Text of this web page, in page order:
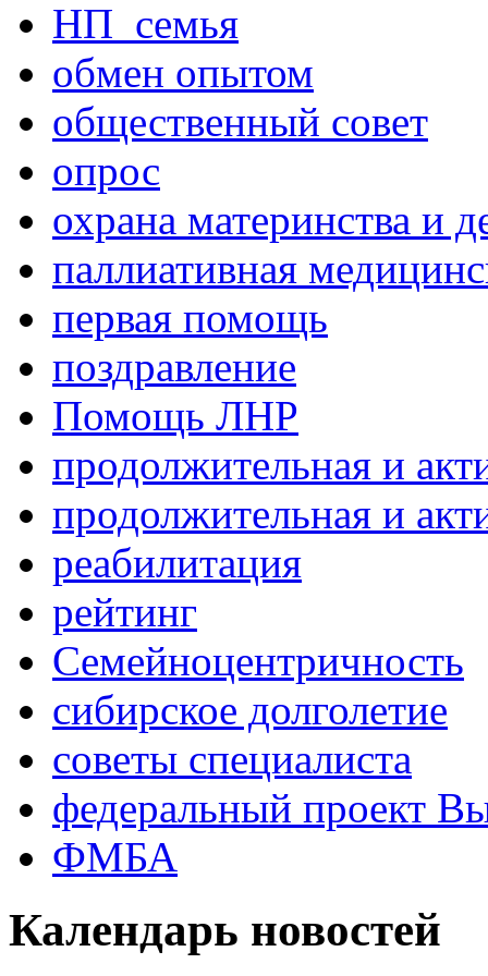
НП_семья
обмен опытом
общественный совет
опрос
охрана материнства и
паллиативная
первая помощь
поздравление
Помощь ЛНР
продолжительная и
продолжительная и
реабилитация
рейтинг
Семейноцентричность
сибирское долголетие
советы специалиста
федеральный проект
ФМБА
Календарь новостей